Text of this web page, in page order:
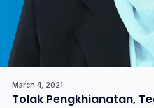
March 4, 2021
Tolak Pengkhianatan,